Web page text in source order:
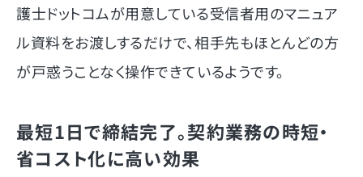
護士ドットコムが用意している受信者用のマニュア
ル資料をお渡しするだけで、相手先もほとんどの方
が戸惑うことなく操作できているようです。
最短1日で締結完了。契約業務の時短・
省コスト化に高い効果